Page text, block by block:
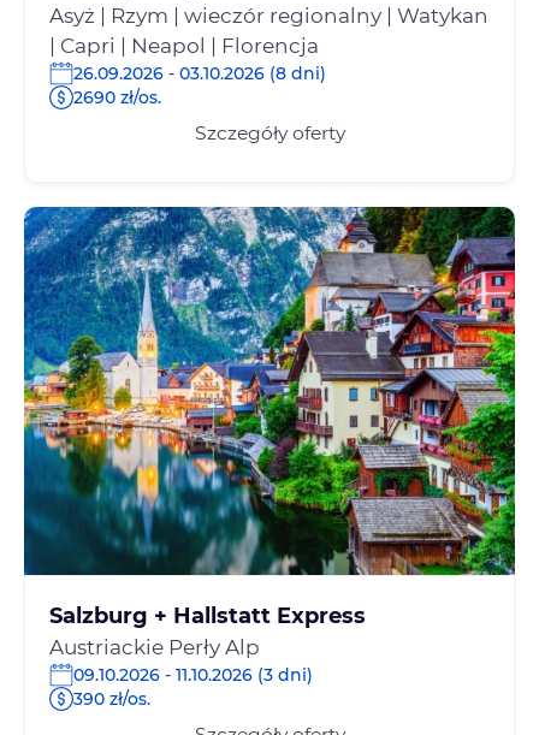
Asyż | Rzym | wieczór regionalny | Watykan
| Capri | Neapol | Florencja
26.09.2026 - 03.10.2026 (8 dni)
2690 zł/os.
Szczegóły oferty
Salzburg + Hallstatt Express
Austriackie Perły Alp
09.10.2026 - 11.10.2026 (3 dni)
390 zł/os.